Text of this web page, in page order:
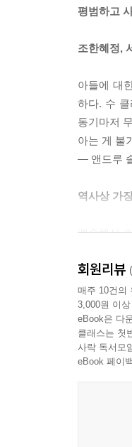
평범하고
조한혜정,
아들에 대
하다. 수
동기마저
아는 게 불
― 앤드루
역사상 가
계속해서
총기를 난
사회적인
정도로 영
펴냈다.
이 책은 몇
회원리뷰
매주 10건의
3,000원 이
eBook은 다
클래스는 첫
사락 독서모
eBook 페이